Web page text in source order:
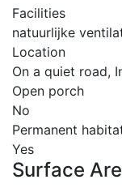
Facilities
natuurlijke
Location
On a quiet road,
Open porch
No
Permanent
Yes
Surface